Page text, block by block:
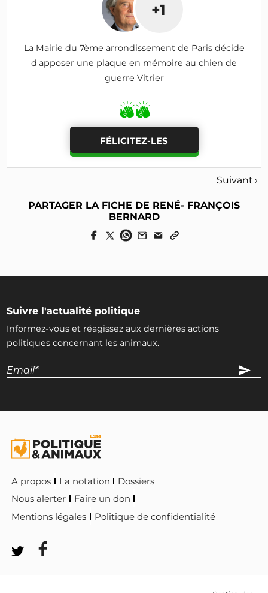
+1
La Mairie du 7ème arrondissement de Paris décide
d'apposer une plaque en mémoire au chien de
guerre Vitrier
FÉLICITEZ-LES
Suivant ›
PARTAGER LA FICHE DE RENÉ- FRANÇOIS
BERNARD
Suivre l'actualité politique
Informez-vous et réagissez aux dernières actions
politiques concernant les animaux.
A propos La notation
Dossiers
Nous alerter
Faire un don
Mentions légales
Politique de confidentialité